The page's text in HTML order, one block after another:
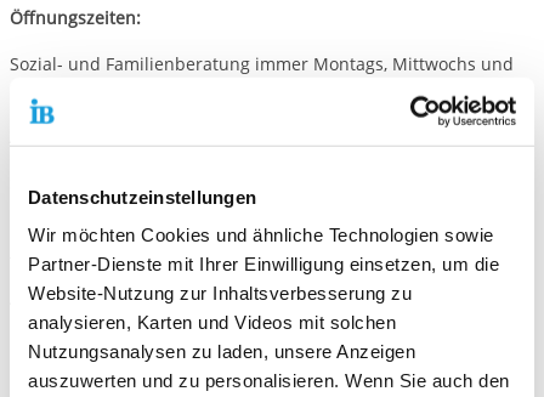
Datenschutzeinstellungen
Wir möchten Cookies und ähnliche Technologien sowie
Partner-Dienste mit Ihrer Einwilligung einsetzen, um die
Website-Nutzung zur Inhaltsverbesserung zu
analysieren, Karten und Videos mit solchen
Nutzungsanalysen zu laden, unsere Anzeigen
auszuwerten und zu personalisieren. Wenn Sie auch den
Öffnungszeiten:
Sozial- und Familienberatung immer Montags, Mittwochs und
Mecklenburger Straße 47
51545 Waldbröl
Tel.: 02291 – 9070702
Internationale Bund Soziale Dienste GmbH
in Zusammenarbeitmit der
Bürgergemeinschaft „Wir in Eichen“